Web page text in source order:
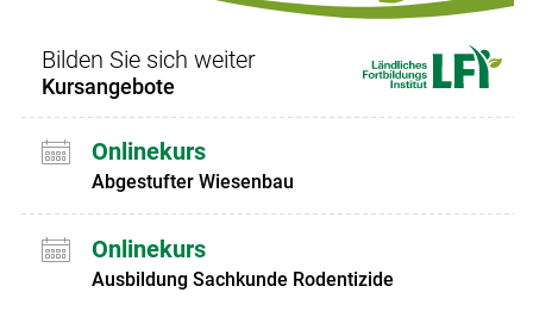
Bilden Sie sich weiter
Kursangebote
Onlinekurs
Abgestufter Wiesenbau
Onlinekurs
Ausbildung Sachkunde Rodentizide